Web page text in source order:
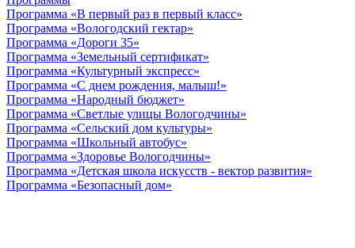
Программа «В первый раз в первый класс»
Программа «Вологодский гектар»
Программа «Дороги 35»
Программа «Земельный сертификат»
Программа «Культурный экспресс»
Программа «С днем рождения, малыш!»
Программа «Народный бюджет»
Программа «Светлые улицы Вологодчины»
Программа «Сельский дом культуры»
Программа «Школьный автобус»
Программа «Здоровье Вологодчины»
Программа «Детская школа искусств - вектор развития»
Программа «Безопасный дом»